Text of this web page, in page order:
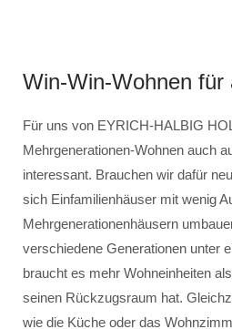
Win-Win-Wohnen für
Für uns von EYRICH-HALBIG
Mehrgenerationen-Wohnen auch
interessant. Brauchen wir dafür
sich Einfamilienhäuser mit wenig
Mehrgenerationenhäusern
verschiedene Generationen unter
braucht es mehr Wohneinheiten
seinen Rückzugsraum hat.
wie die Küche oder das